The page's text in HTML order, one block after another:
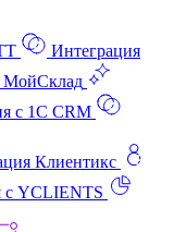
Интеграция
МойСклад
с 1C CRM
Клиентикс
с YCLIENTS